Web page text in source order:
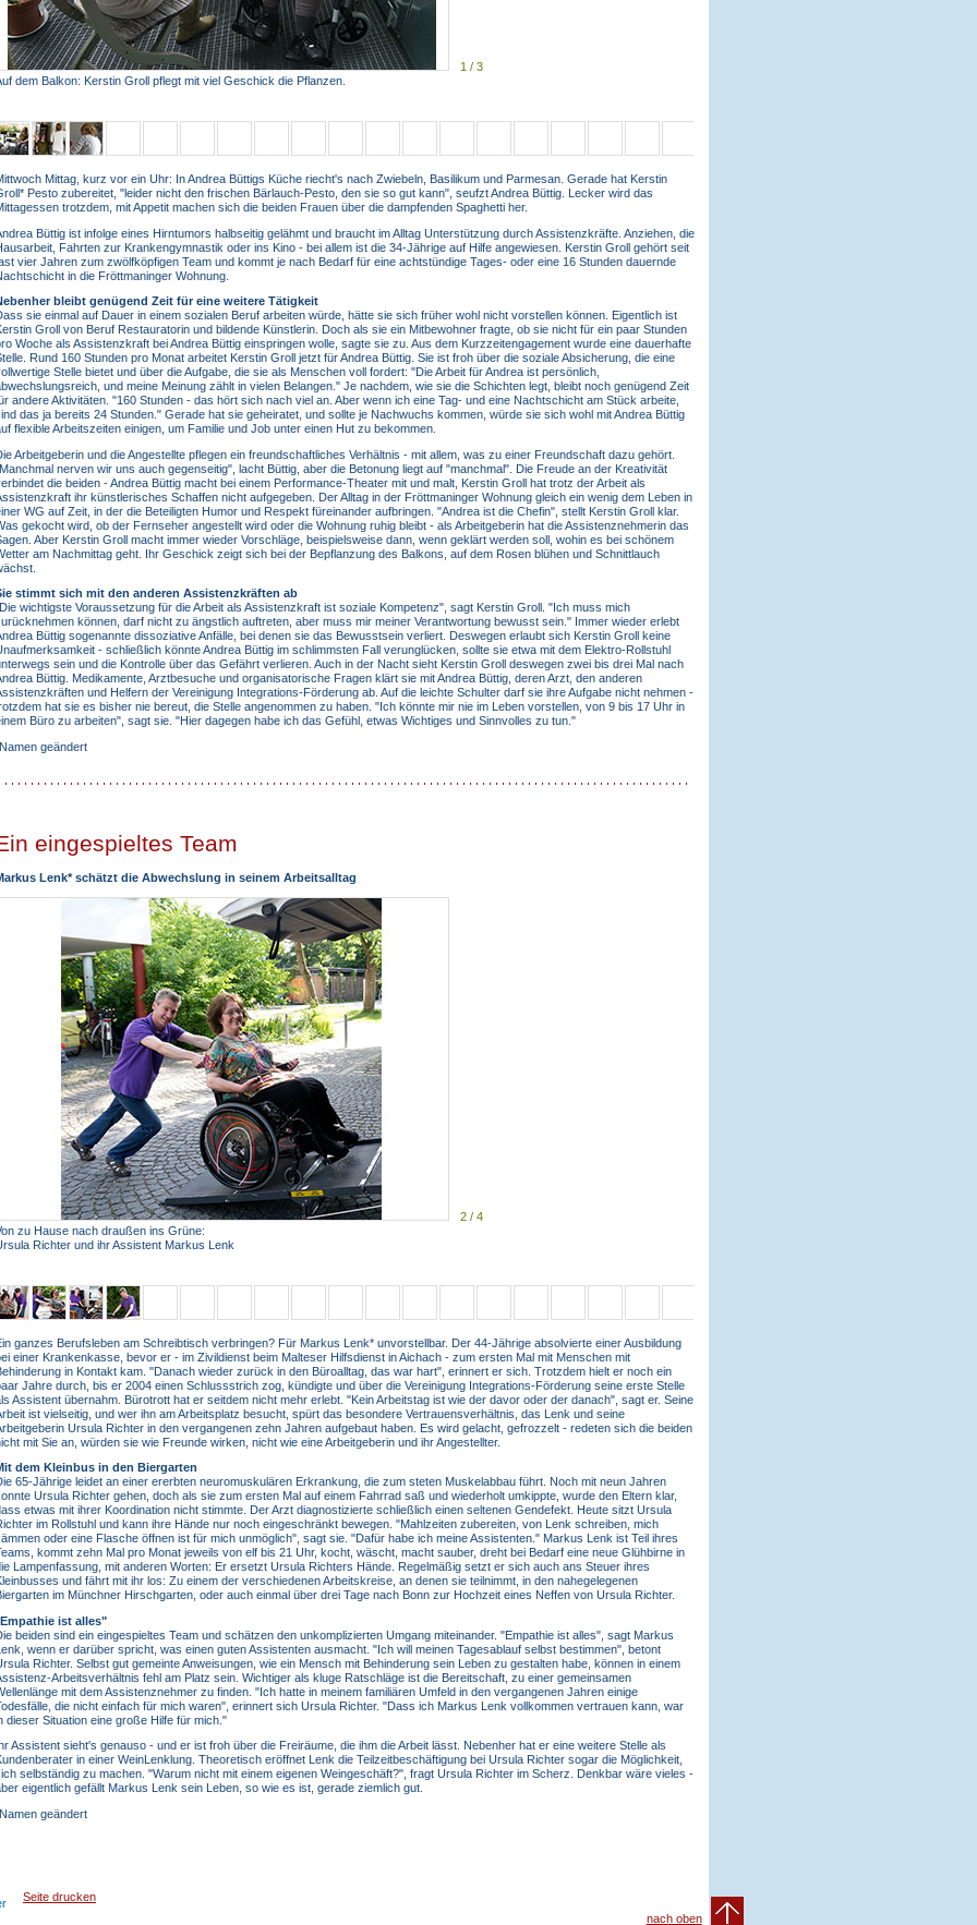
1 / 3
dem Balkon: Kerstin Groll pflegt mit viel Geschick die Pflanzen.
Mittag, kurz vor ein Uhr: In Andrea Büttigs Küche riecht's nach Zwiebeln, Basilikum und Parmesan. Gerade hat Kerstin
Pesto zubereitet, "leider nicht den frischen Bärlauch-Pesto, den sie so gut kann", seufzt Andrea Büttig. Lecker wird das
trotzdem, mit Appetit machen sich die beiden Frauen über die dampfenden Spaghetti her.
Büttig ist infolge eines Hirntumors halbseitig gelähmt und braucht im Alltag Unterstützung durch Assistenzkräfte. Anziehen, die
Fahrten zur Krankengymnastik oder ins Kino - bei allem ist die 34-Jährige auf Hilfe angewiesen. Kerstin Groll gehört seit
vier Jahren zum zwölfköpfigen Team und kommt je nach Bedarf für eine achtstündige Tages- oder eine 16 Stunden dauernde
in die Fröttmaninger Wohnung.
bleibt genügend Zeit für eine weitere Tätigkeit
sie einmal auf Dauer in einem sozialen Beruf arbeiten würde, hätte sie sich früher wohl nicht vorstellen können. Eigentlich ist
Groll von Beruf Restauratorin und bildende Künstlerin. Doch als sie ein Mitbewohner fragte, ob sie nicht für ein paar Stunden
Woche als Assistenzkraft bei Andrea Büttig einspringen wolle, sagte sie zu. Aus dem Kurzzeitengagement wurde eine dauerhafte
Rund 160 Stunden pro Monat arbeitet Kerstin Groll jetzt für Andrea Büttig. Sie ist froh über die soziale Absicherung, die eine
Stelle bietet und über die Aufgabe, die sie als Menschen voll fordert: "Die Arbeit für Andrea ist persönlich,
und meine Meinung zählt in vielen Belangen." Je nachdem, wie sie die Schichten legt, bleibt noch genügend Zeit
andere Aktivitäten. "160 Stunden - das hört sich nach viel an. Aber wenn ich eine Tag- und eine Nachtschicht am Stück arbeite,
das ja bereits 24 Stunden." Gerade hat sie geheiratet, und sollte je Nachwuchs kommen, würde sie sich wohl mit Andrea Büttig
flexible Arbeitszeiten einigen, um Familie und Job unter einen Hut zu bekommen.
Arbeitgeberin und die Angestellte pflegen ein freundschaftliches Verhältnis - mit allem, was zu einer Freundschaft dazu gehört.
nerven wir uns auch gegenseitig", lacht Büttig, aber die Betonung liegt auf "manchmal". Die Freude an der Kreativität
die beiden - Andrea Büttig macht bei einem Performance-Theater mit und malt, Kerstin Groll hat trotz der Arbeit als
ihr künstlerisches Schaffen nicht aufgegeben. Der Alltag in der Fröttmaninger Wohnung gleich ein wenig dem Leben in
WG auf Zeit, in der die Beteiligten Humor und Respekt füreinander aufbringen. "Andrea ist die Chefin", stellt Kerstin Groll klar.
gekocht wird, ob der Fernseher angestellt wird oder die Wohnung ruhig bleibt - als Arbeitgeberin hat die Assistenznehmerin das
Aber Kerstin Groll macht immer wieder Vorschläge, beispielsweise dann, wenn geklärt werden soll, wohin es bei schönem
am Nachmittag geht. Ihr Geschick zeigt sich bei der Bepflanzung des Balkons, auf dem Rosen blühen und Schnittlauch
stimmt sich mit den anderen Assistenzkräften ab
wichtigste Voraussetzung für die Arbeit als Assistenzkraft ist soziale Kompetenz", sagt Kerstin Groll. "Ich muss mich
können, darf nicht zu ängstlich auftreten, aber muss mir meiner Verantwortung bewusst sein." Immer wieder erlebt
Büttig sogenannte dissoziative Anfälle, bei denen sie das Bewusstsein verliert. Deswegen erlaubt sich Kerstin Groll keine
- schließlich könnte Andrea Büttig im schlimmsten Fall verunglücken, sollte sie etwa mit dem Elektro-Rollstuhl
sein und die Kontrolle über das Gefährt verlieren. Auch in der Nacht sieht Kerstin Groll deswegen zwei bis drei Mal nach
Büttig. Medikamente, Arztbesuche und organisatorische Fragen klärt sie mit Andrea Büttig, deren Arzt, den anderen
und Helfern der Vereinigung Integrations-Förderung ab. Auf die leichte Schulter darf sie ihre Aufgabe nicht nehmen -
hat sie es bisher nie bereut, die Stelle angenommen zu haben. "Ich könnte mir nie im Leben vorstellen, von 9 bis 17 Uhr in
Büro zu arbeiten", sagt sie. "Hier dagegen habe ich das Gefühl, etwas Wichtiges und Sinnvolles zu tun."
geändert
eingespieltes Team
Lenk* schätzt die Abwechslung in seinem Arbeitsalltag
2 / 4
zu Hause nach draußen ins Grüne:
Richter und ihr Assistent Markus Lenk
ganzes Berufsleben am Schreibtisch verbringen? Für Markus Lenk* unvorstellbar. Der 44-Jährige absolvierte einer Ausbildung
einer Krankenkasse, bevor er - im Zivildienst beim Malteser Hilfsdienst in Aichach - zum ersten Mal mit Menschen mit
in Kontakt kam. "Danach wieder zurück in den Büroalltag, das war hart", erinnert er sich. Trotzdem hielt er noch ein
Jahre durch, bis er 2004 einen Schlussstrich zog, kündigte und über die Vereinigung Integrations-Förderung seine erste Stelle
Assistent übernahm. Bürotrott hat er seitdem nicht mehr erlebt. "Kein Arbeitstag ist wie der davor oder der danach", sagt er. Seine
ist vielseitig, und wer ihn am Arbeitsplatz besucht, spürt das besondere Vertrauensverhältnis, das Lenk und seine
Ursula Richter in den vergangenen zehn Jahren aufgebaut haben. Es wird gelacht, gefrozzelt - redeten sich die beiden
mit Sie an, würden sie wie Freunde wirken, nicht wie eine Arbeitgeberin und ihr Angestellter.
dem Kleinbus in den Biergarten
65-Jährige leidet an einer ererbten neuromuskulären Erkrankung, die zum steten Muskelabbau führt. Noch mit neun Jahren
Ursula Richter gehen, doch als sie zum ersten Mal auf einem Fahrrad saß und wiederholt umkippte, wurde den Eltern klar,
etwas mit ihrer Koordination nicht stimmte. Der Arzt diagnostizierte schließlich einen seltenen Gendefekt. Heute sitzt Ursula
im Rollstuhl und kann ihre Hände nur noch eingeschränkt bewegen. "Mahlzeiten zubereiten, von Lenk schreiben, mich
oder eine Flasche öffnen ist für mich unmöglich", sagt sie. "Dafür habe ich meine Assistenten." Markus Lenk ist Teil ihres
kommt zehn Mal pro Monat jeweils von elf bis 21 Uhr, kocht, wäscht, macht sauber, dreht bei Bedarf eine neue Glühbirne in
Lampenfassung, mit anderen Worten: Er ersetzt Ursula Richters Hände. Regelmäßig setzt er sich auch ans Steuer ihres
und fährt mit ihr los: Zu einem der verschiedenen Arbeitskreise, an denen sie teilnimmt, in den nahegelegenen
im Münchner Hirschgarten, oder auch einmal über drei Tage nach Bonn zur Hochzeit eines Neffen von Ursula Richter.
ist alles"
beiden sind ein eingespieltes Team und schätzen den unkomplizierten Umgang miteinander. "Empathie ist alles", sagt Markus
wenn er darüber spricht, was einen guten Assistenten ausmacht. "Ich will meinen Tagesablauf selbst bestimmen", betont
Richter. Selbst gut gemeinte Anweisungen, wie ein Mensch mit Behinderung sein Leben zu gestalten habe, können in einem
Arbeitsverhältnis fehl am Platz sein. Wichtiger als kluge Ratschläge ist die Bereitschaft, zu einer gemeinsamen
mit dem Assistenznehmer zu finden. "Ich hatte in meinem familiären Umfeld in den vergangenen Jahren einige
die nicht einfach für mich waren", erinnert sich Ursula Richter. "Dass ich Markus Lenk vollkommen vertrauen kann, war
dieser Situation eine große Hilfe für mich."
Ihr Assistent sieht's genauso - und er ist froh über die Freiräume, die ihm die Arbeit lässt. Nebenher hat er eine weitere Stelle als
in einer WeinLenklung. Theoretisch eröffnet Lenk die Teilzeitbeschäftigung bei Ursula Richter sogar die Möglichkeit,
selbständig zu machen. "Warum nicht mit einem eigenen Weingeschäft?", fragt Ursula Richter im Scherz. Denkbar wäre vieles -
eigentlich gefällt Markus Lenk sein Leben, so wie es ist, gerade ziemlich gut.
geändert
Seite drucken
nach oben